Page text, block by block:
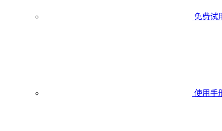
免费试
使用手